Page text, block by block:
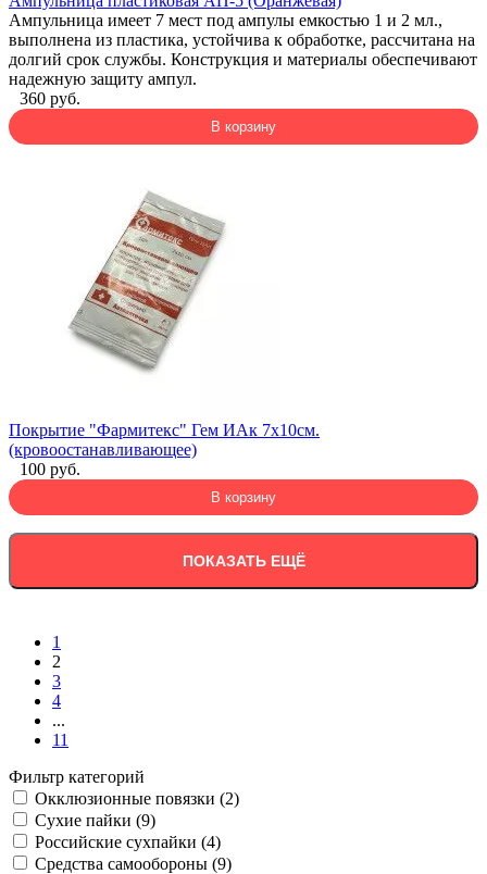
Ампульница имеет 7 мест под ампулы емкостью 1 и 2 мл.,
выполнена из пластика, устойчива к обработке, рассчитана на
долгий срок службы. Конструкция и материалы обеспечивают
надежную защиту ампул.
360 руб.
В корзину
Покрытие "Фармитекс" Гем ИАк 7х10см.
(кровоостанавливающее)
100 руб.
В корзину
ПОКАЗАТЬ ЕЩЁ
1
2
3
4
...
11
Фильтр категорий
Окклюзионные повязки (2)
Сухие пайки (9)
Российские сухпайки (4)
Средства самообороны (9)